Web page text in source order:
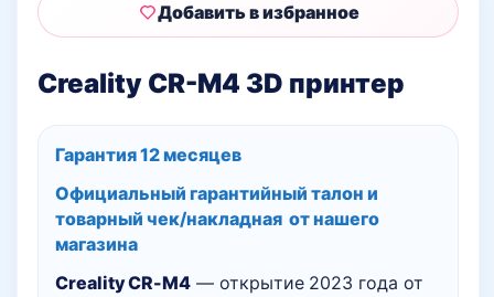
Creality CR-M4 3D принтер
Гарантия 12 месяцев
Официальный гарантийный талон и
товарный чек/накладная от нашего
магазина
Creality CR-M4 — открытие 2023 года от
Добавить в избранное